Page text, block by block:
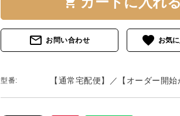
mail_outline お問い合わせ favorite
型番: 【通常宅配便】／【オーダー開始